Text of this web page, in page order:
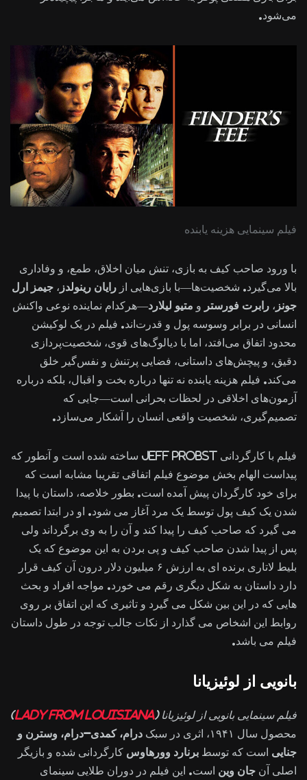
می‌شود.
فیلم سینمایی هزینه یابنده
با ورود صاحب کیف به بازی، تنش میان اخلاق، طمع، و وفاداری
بالا می‌گیرد. شخصیت‌ها—با بازی‌هایی از رایان رینولدز ، جیمز ارل
جونز ، رابرت فورستر و متیو لیلارد—هرکدام نماینده نوعی واکنش
انسانی در برابر وسوسه پول و قدرت‌اند. فیلم در یک لوکیشن
محدود اتفاق می‌افتد، اما با دیالوگ‌های قوی، شخصیت‌پردازی
دقیق، و پیچش‌های داستانی، فضایی پرتنش و نفس‌گیر خلق
می‌کند. فیلم هزینه یابنده نه‌ تنها درباره بخت و اقبال، بلکه درباره
آزمون‌های اخلاقی در لحظات بحرانی است—جایی که
تصمیم‌گیری، شخصیت واقعی انسان را آشکار می‌سازد.
فیلم با کارگردانی Jeff Probst ساخته شده است و آنطور که
پیداست الهام بخش موضوع فیلم اتفاقی تقریبا مشابه است که
برای خود کارگردان پیش آمده است. بطور خلاصه، داستان با پیدا
شدن یک کیف پول توسط یک مرد آغاز می شود. او در ابتدا تصمیم
می گیرد که صاحب کیف را پیدا کند و آن را به وی برگرداند ولی
پس از پیدا شدن صاحب کیف و پی بردن به این موضوع که یک
بلیط لاتاری برنده ای به ارزش ۶ میلیون دلار درون آن کیف قرار
دارد داستان به شکل دیگری رقم می خورد. مواجه افراد و بحث
هایی که در این بین شکل می گیرد و تاثیری که این اتفاق بر روی
روابط این اشخاص می گذارد از نکات جالب توجه در طول داستان
فیلم می باشد.
بانویی از لوئیزیانا
فیلم سینمایی بانویی از لوئیزیانا (Lady from Louisiana
)
محصول سال ۱۹۴۱، اثری در سبک
درام، کمدی-درام، وسترن و
جنایی است که توسط برنارد وورهاوس کارگردانی شده و بازیگر
اصلی آن جان وین است. این فیلم در دوران طلایی سینمای